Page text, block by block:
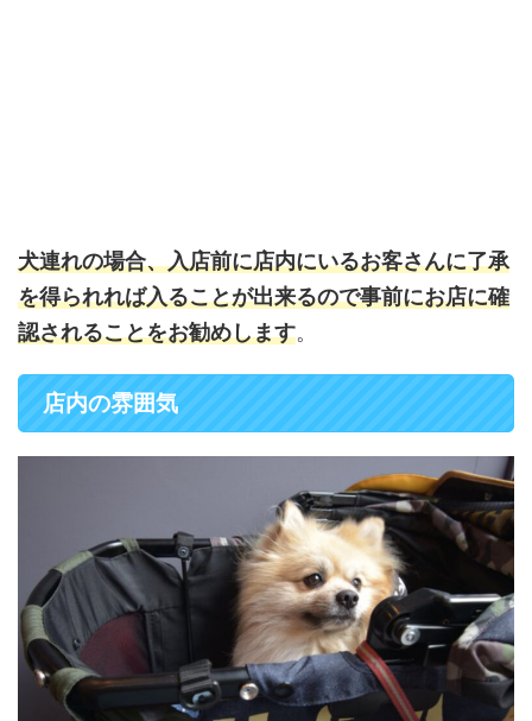
犬連れの場合、入店前に店内にいるお客さんに了承
を得られれば入ることが出来るので事前にお店に確
認されることをお勧めします。
店内の雰囲気